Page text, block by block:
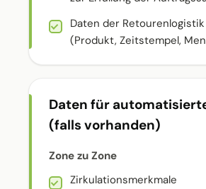
Daten der
(Produkt, Zeitstempel,
Daten für
(falls vorhanden)
Zone zu Zone
Zirkulationsmerkmale